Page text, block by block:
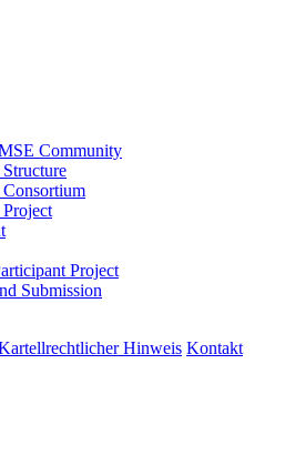
Community
Project
Submission
Hinweis Kontakt